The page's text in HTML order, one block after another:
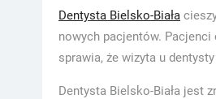
Dentysta Bielsko-Biała
nowych pacjentów.
sprawia, że wizyta u
Dentysta Bielsko-Biała jest